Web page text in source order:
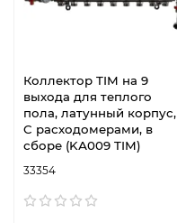
Коллектор TIM на 9
выхода для теплого
пола, латунный корпус,
C расходомерами, в
сборе (KА009 TIM)
33354